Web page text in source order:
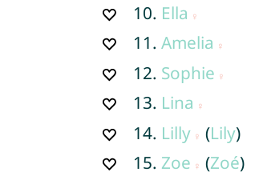
10. Ella
11.Amelia
12. Sophie
13. Lina
14. Lilly (Lily)
15. Zoe (Zoé)